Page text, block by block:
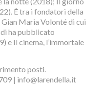
È tra i fondatori della
Maria Volonté di cui
ha pubblicato
e Il cinema, l’immortale
posti.
| info@larendella.it